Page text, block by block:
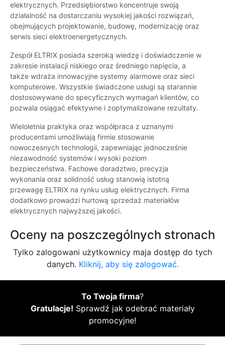
elektrycznych. Przedsiębiorstwo koncentruje swoją
działalność na dostarczaniu wysokiej jakości rozwiązań,
obejmujących projektowanie, budowę, modernizację oraz
serwis sieci elektroenergetycznych.
Zespół ELTRIX posiada szeroką wiedzę i doświadczenie w
zakresie instalacji niskiego oraz średniego napięcia, a
także wdraża innowacyjne systemy alarmowe oraz sieci
komputerowe. Wszystkie świadczone usługi są starannie
dostosowywane do specyficznych wymagań klientów, co
pozwala osiągać efektywne i zoptymalizowane rezultaty.
Wieloletnia praktyka oraz współpraca z uznanymi
producentami umożliwiają firmie stosowanie
nowoczesnych technologii, zapewniając jednocześnie
niezawodność systemów i wysoki poziom
bezpieczeństwa. Fachowe doradztwo, precyzja
wykonania oraz solidność usług stanowią istotną
przewagę ELTRIX na rynku usług elektrycznych. Firma
dodatkowo prowadzi hurtową sprzedaż materiałów
elektrycznych najwyższej jakości.
Oceny na poszczególnych stronach
Tylko zalogowani użytkownicy maja dostęp do tych
danych. Kliknij, aby się zalogować.
To Twoja firma?
Gratulacje! Sprawdź jak odebrać materiały
promocyjne!